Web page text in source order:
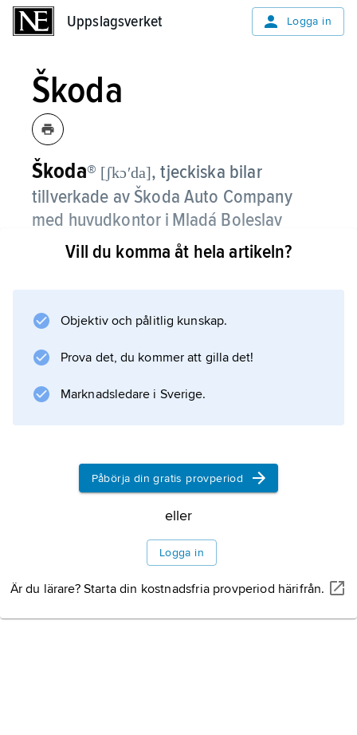
Uppslagsverket Logga in
Škoda
Škoda® [ʃkɔʹda],tjeckiska bilar
tillverkade av Škoda Auto Company
med huvudkontor i Mladá Boleslav
nordöst om Prag, sedan 1991 inom
försedd med tre fjädrar.
Information om artikeln
Vill du komma åt hela artikeln?
Objektiv och pålitlig kunskap.
Prova det, du kommer att gilla det!
Marknadsledare i Sverige.
Påbörja din gratis provperiod
eller
Logga in
Är du lärare? Starta din kostnadsfria provperiod härifrån.